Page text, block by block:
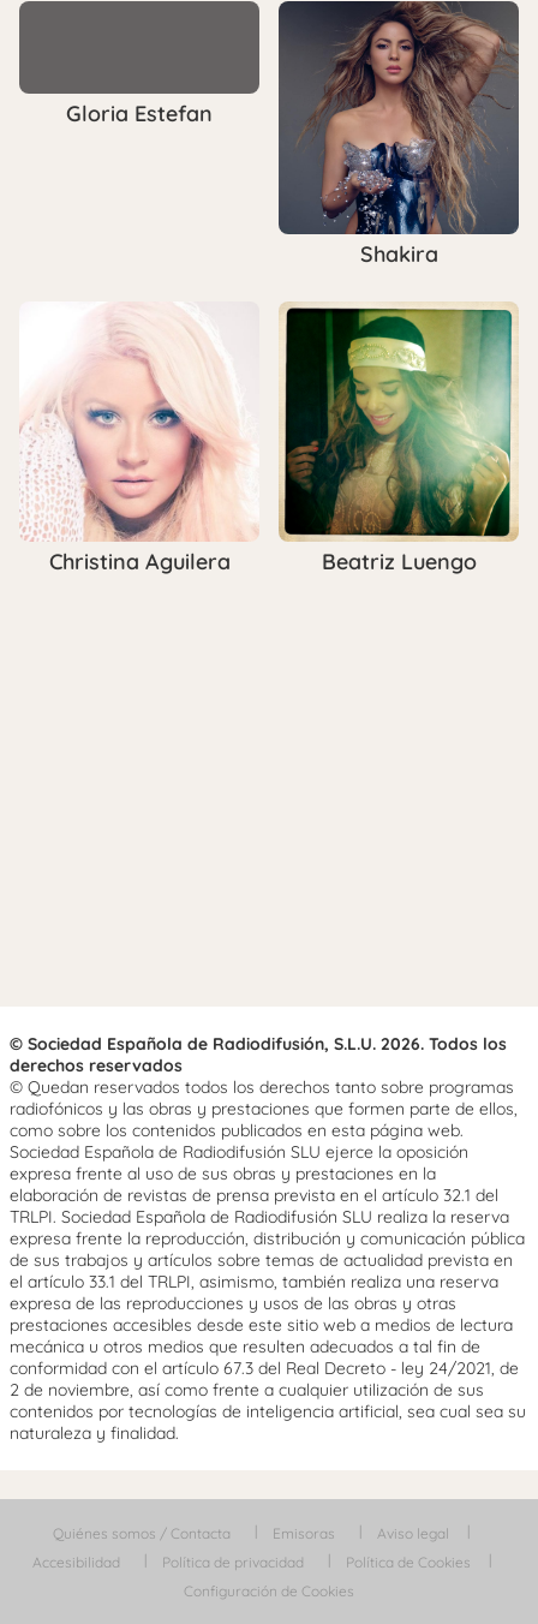
Gloria Estefan
Shakira
Christina Aguilera Beatriz Luengo
© Sociedad Española de Radiodifusión, S.L.U. 2026. Todos los
derechos reservados
© Quedan reservados todos los derechos tanto sobre programas
radiofónicos y las obras y prestaciones que formen parte de ellos,
como sobre los contenidos publicados en esta página web.
Sociedad Española de Radiodifusión SLU ejerce la oposición
expresa frente al uso de sus obras y prestaciones en la
elaboración de revistas de prensa prevista en el artículo 32.1 del
TRLPI. Sociedad Española de Radiodifusión SLU realiza la reserva
expresa frente la reproducción, distribución y comunicación pública
de sus trabajos y artículos sobre temas de actualidad prevista en
el artículo 33.1 del TRLPI, asimismo, también realiza una reserva
expresa de las reproducciones y usos de las obras y otras
prestaciones accesibles desde este sitio web a medios de lectura
mecánica u otros medios que resulten adecuados a tal fin de
conformidad con el artículo 67.3 del Real Decreto - ley 24/2021, de
2 de noviembre, así como frente a cualquier utilización de sus
contenidos por tecnologías de inteligencia artificial, sea cual sea su
naturaleza y finalidad.
Quiénes somos / Contacta Emisoras
Aviso legal
Accesibilidad
Política de privacidad
Política de Cookies
Configuración de Cookies